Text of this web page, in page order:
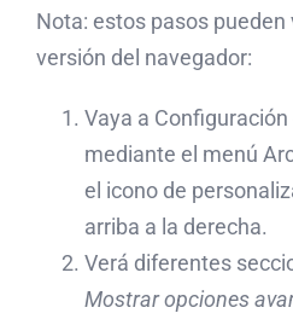
Nota: estos pasos
versión del navegador:
Vaya a
mediante el menú
el icono de
arriba a la derecha.
Verá diferentes
Mostrar opciones